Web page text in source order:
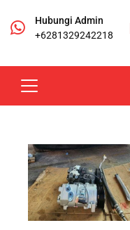
Hubungi Admin
+6281329242218